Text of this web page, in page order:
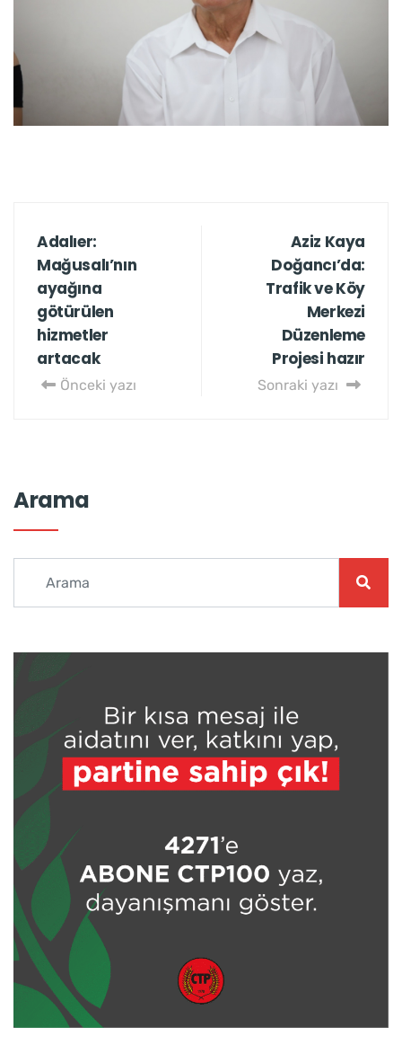
Adalıer:
Mağusalı’nın
ayağına
götürülen
hizmetler
artacak
Önceki yazı
Aziz Kaya
Doğancı’da:
Trafik ve Köy
Merkezi
Düzenleme
Projesi hazır
Sonraki yazı
Arama